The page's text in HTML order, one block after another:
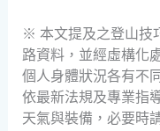
※ 本文提及之登山技
路資料，並經虛構化
個人身體狀況各有不
依最新法規及專業指
天氣與裝備，必要時